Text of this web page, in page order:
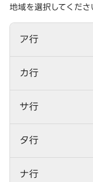
地域を選択してくださ
ア行
カ行
サ行
タ行
ナ行